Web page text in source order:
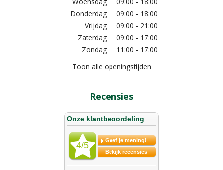
Donderdag
09:00 - 18:00
Vrijdag
09:00 - 21:00
Zaterdag
09:00 - 17:00
Zondag
11:00 - 17:00
Toon alle openingstijden
Recensies